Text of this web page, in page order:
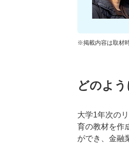
※掲載内容は取材
どのよ
大学1年次の
育の教材を作
ができ、金融